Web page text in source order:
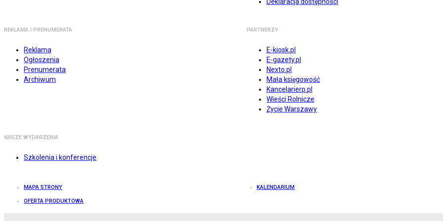
REKLAMA I PRENUMERATA
Reklama
Ogłoszenia
Prenumerata
Archiwum
PARTNERZY
E-kiosk.pl
E-gazety.pl
Nexto.pl
Mała księgowość
Kancelarierp.pl
Wieści Rolnicze
Życie Warszawy
NASZE WYDARZENIA
Szkolenia i konferencje
MAPA STRONY KALENDARIUM
OFERTA PRODUKTOWA